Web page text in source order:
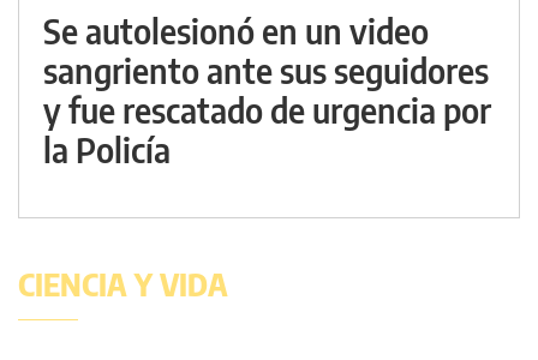
Se autolesionó en un video
sangriento ante sus seguidores
y fue rescatado de urgencia por
la Policía
CIENCIA Y VIDA